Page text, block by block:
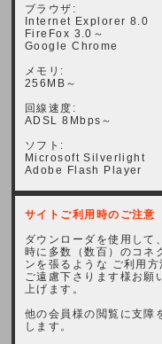
ブラウザ:
Internet Explorer 8.0
FireFox 3.0～
Google Chrome
メモリ:
256MB～
回線速度:
ADSL 8Mbps～
ソフト:
Microsoft Silverlight
Adobe Flash Player
サイトご利用時のご注意
ダウンローダを使用して
時に多数（数百）のコネ
ンを張るような ご利用方
ご遠慮下さります様お願
上げます。
他の会員様の閲覧に支障
します。